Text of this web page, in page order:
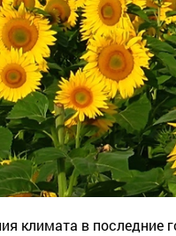
климата в последние